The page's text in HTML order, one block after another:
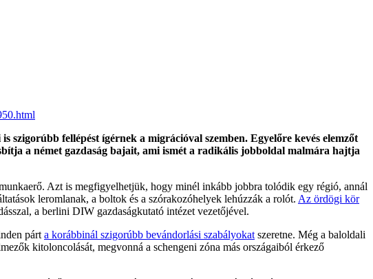
fellépést ígérnek a migrációval szemben. Egyelőre kevés elemzőt
a német gazdaság bajait, ami ismét a radikális jobboldal malmára hajtja
Azt is megfigyelhetjük, hogy minél inkább jobbra tolódik egy régió, annál
leromlanak, a boltok és a szórakozóhelyek lehúzzák a rolót. Az ördögi kör
a berlini DIW gazdaságkutató intézet vezetőjével.
párt a korábbinál szigorúbb bevándorlási szabályokat szeretne. Még a baloldali
kitoloncolását, megvonná a schengeni zóna más országaiból érkező